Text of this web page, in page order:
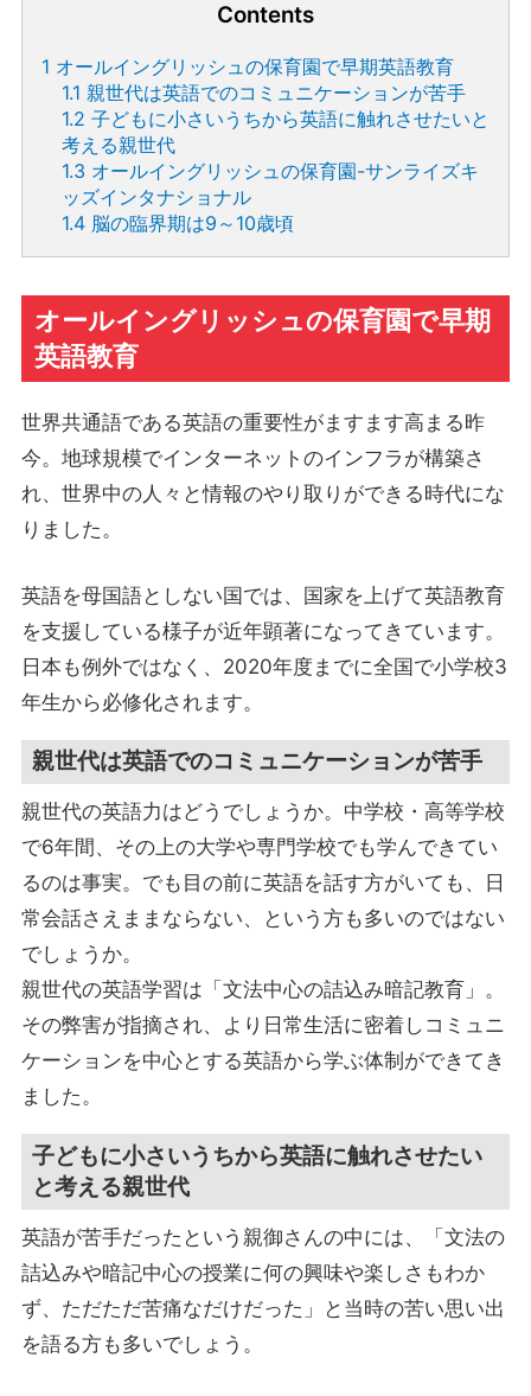
Contents
1 オールイングリッシュの保育園で早期英語教育
1.1 親世代は英語でのコミュニケーションが苦手
1.2 子どもに小さいうちから英語に触れさせたいと
考える親世代
1.3 オールイングリッシュの保育園-サンライズキ
ッズインタナショナル
1.4脳の臨界期は9～10歳頃
オールイングリッシュの保育園で早期
英語教育
世界共通語である英語の重要性がますます高まる昨
今。地球規模でインターネットのインフラが構築さ
れ、世界中の人々と情報のやり取りができる時代にな
りました。
英語を母国語としない国では、国家を上げて英語教育
を支援している様子が近年顕著になってきています。
日本も例外ではなく、2020年度までに全国で小学校3
年生から必修化されます。
親世代は英語でのコミュニケーションが苦手
親世代の英語力はどうでしょうか。中学校・高等学校
で6年間、その上の大学や専門学校でも学んできてい
るのは事実。でも目の前に英語を話す方がいても、日
常会話さえままならない、という方も多いのではない
でしょうか。
親世代の英語学習は「文法中心の詰込み暗記教育」。
その弊害が指摘され、より日常生活に密着しコミュニ
ケーションを中心とする英語から学ぶ体制ができてき
ました。
子どもに小さいうちから英語に触れさせたい
と考える親世代
英語が苦手だったという親御さんの中には、「文法の
詰込みや暗記中心の授業に何の興味や楽しさもわか
ず、ただただ苦痛なだけだった」と当時の苦い思い出
を語る方も多いでしょう。